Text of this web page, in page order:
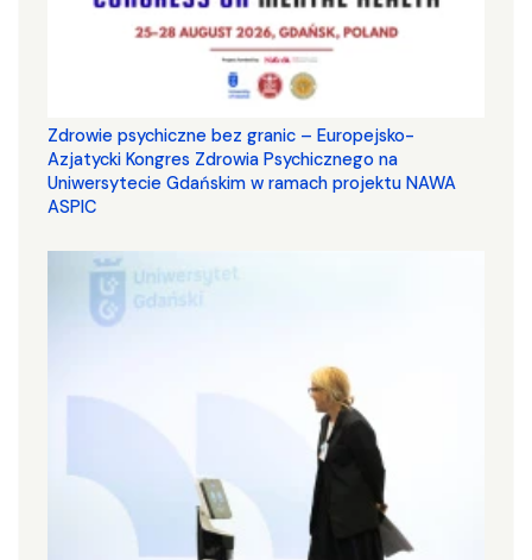
Zdrowie psychiczne bez granic – Europejsko-
Azjatycki Kongres Zdrowia Psychicznego na
Uniwersytecie Gdańskim w ramach projektu NAWA
ASPIC